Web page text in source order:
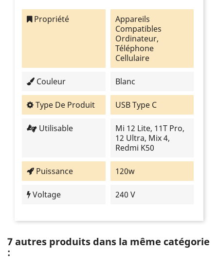
Propriété
Appareils
Compatibles
Ordinateur,
Téléphone
Cellulaire
Couleur Blanc
Type De Produit USB Type C
Utilisable
Mi 12 Lite, 11T Pro,
12 Ultra, Mix 4,
Redmi K50
Puissance 120w
Voltage 240 V
7 autres produits dans la même catégorie
: